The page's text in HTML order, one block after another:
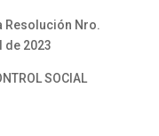
Resolución Nro.
de 2023
SOCIAL